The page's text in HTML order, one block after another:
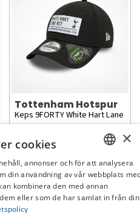
Tottenham Hotspur
Keps 9FORTY White Hart Lane
399:-
SWEDISH
FI
×
cookies
annonser och för att analysera
din användning av vår webbplats
kombinera den med annan
eller som de har samlat in från din